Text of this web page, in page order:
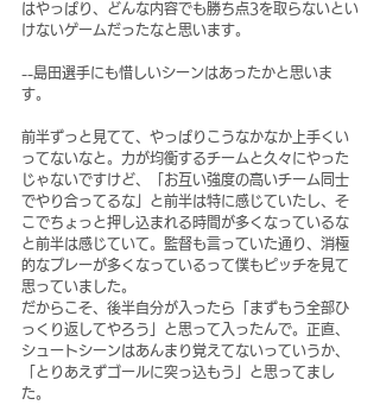
はやっぱり、どんな内容でも勝ち点3を取らないとい
けないゲームだったなと思います。
--島田選手にも惜しいシーンはあったかと思いま
す。
前半ずっと見てて、やっぱりこうなかなか上手くい
ってないなと。力が均衡するチームと久々にやった
じゃないですけど、「お互い強度の高いチーム同士
でやり合ってるな」と前半は特に感じていたし、そ
こでちょっと押し込まれる時間が多くなっているな
と前半は感じていて。監督も言っていた通り、消極
的なプレーが多くなっているって僕もピッチを見て
思っていました。
だからこそ、後半自分が入ったら「まずもう全部ひ
っくり返してやろう」と思って入ったんで。正直、
シュートシーンはあんまり覚えてないっていうか、
「とりあえずゴールに突っ込もう」と思ってまし
た。